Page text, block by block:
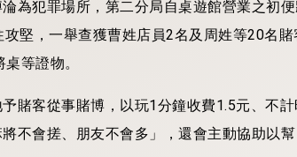
為犯罪場所，第二分局自桌遊館營業之初
堅，一舉查獲曹姓店員2名及周姓等20名
等證物。
賭客從事賭博，以玩1分鐘收費1.5元、不
不會搓、朋友不會多」，還會主動協助以